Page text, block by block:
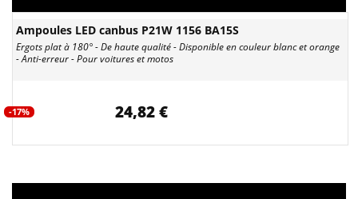
Ampoules LED canbus P21W 1156 BA15S
Ergots plat à 180° - De haute qualité - Disponible en couleur blanc et orange
- Anti-erreur - Pour voitures et motos
-17% 24,82 €